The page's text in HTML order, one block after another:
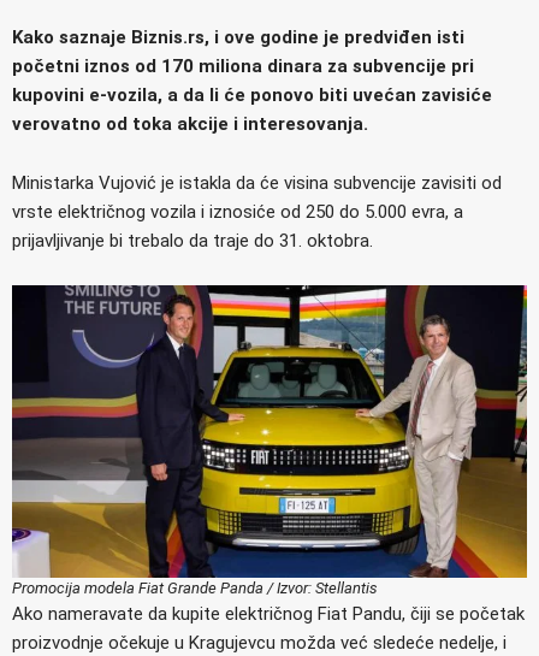
Kako saznaje Biznis.rs, i ove godine je predviđen isti
početni iznos od 170 miliona dinara za subvencije pri
kupovini e-vozila, a da li će ponovo biti uvećan zavisiće
verovatno od toka akcije i interesovanja.
Ministarka Vujović je istakla da će visina subvencije zavisiti od
vrste električnog vozila i iznosiće od 250 do 5.000 evra, a
prijavljivanje bi trebalo da traje do 31. oktobra.
Promocija modela Fiat Grande Panda / Izvor: Stellantis
Ako nameravate da kupite električnog Fiat Pandu, čiji se početak
proizvodnje očekuje u Kragujevcu možda već sledeće nedelje, i